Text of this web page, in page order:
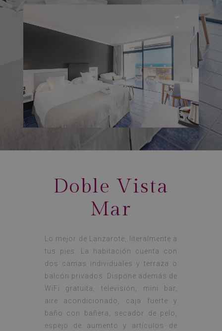
Doble Vista
Mar
Lo mejor de Lanzarote, literalmente a
tus pies. La habitación cuenta con
dos camas individuales y terraza o
balcón privados. Dispone además de
WiFi gratuita, televisión, mini bar,
aire acondicionado, caja fuerte y
baño con bañera, secador de pelo,
espejo de aumento y artículos de